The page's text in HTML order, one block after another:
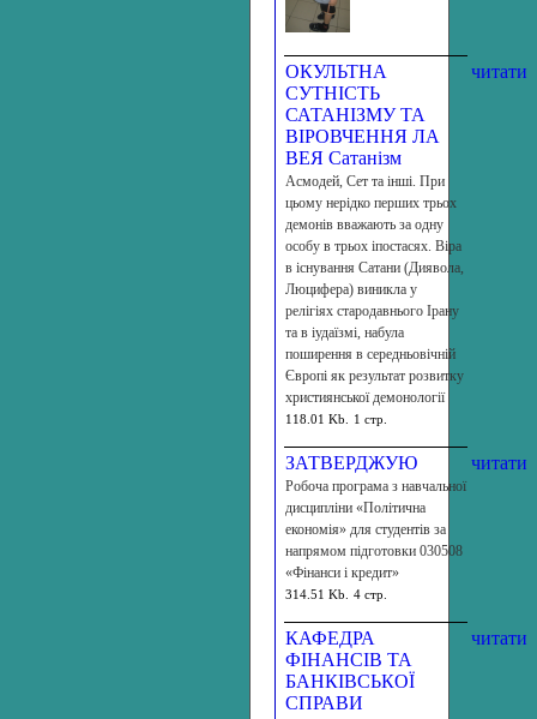
ОКУЛЬТНА
СУТНІСТЬ
САТАНІЗМУ ТА
ВІРОВЧЕННЯ ЛА
ВЕЯ Сатанізм
Асмодей, Сет та інші. При
цьому нерідко перших трьох
демонів вважають за одну
особу в трьох іпостасях. Віра
в існування Сатани (Диявола,
Люцифера) виникла у
релігіях стародавнього Ірану
та в іудаїзмі, набула
поширення в середньо­вічній
Європі як результат розвитку
християнської демонології
118.01 Kb. 1 стр.
читати
ЗАТВЕРДЖУЮ
Робоча програма з навчальної
дисципліни «Політична
економія» для студентів за
напрямом підготовки 030508
«Фінанси і кредит»
314.51 Kb. 4 стр.
читати
КАФЕДРА
ФІНАНСІВ ТА
БАНКІВСЬКОЇ
СПРАВИ
читати